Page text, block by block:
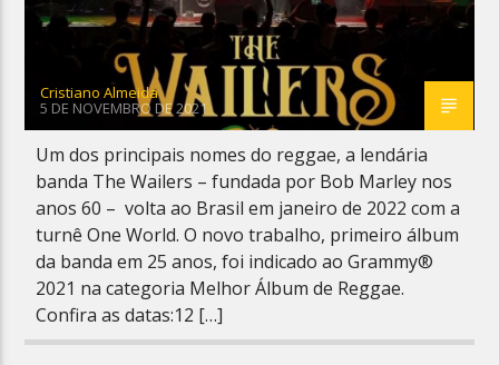
Cristiano Almeida
5 DE NOVEMBRO DE 2021
Um dos principais nomes do reggae, a lendária
banda The Wailers – fundada por Bob Marley nos
anos 60 – volta ao Brasil em janeiro de 2022 com a
turnê One World. O novo trabalho, primeiro álbum
da banda em 25 anos, foi indicado ao Grammy®
2021 na categoria Melhor Álbum de Reggae.
Confira as datas:12 […]